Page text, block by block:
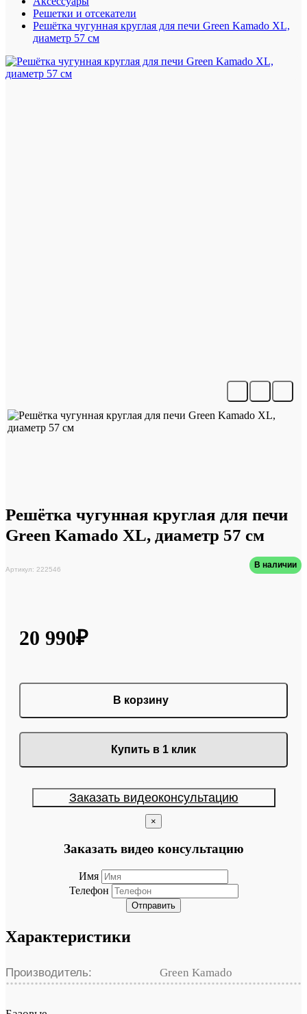
Решетки и отсекатели
Решётка чугунная круглая для печи Green Kamado XL,
диаметр 57 см
Решётка чугунная круглая для печи
Green Kamado XL, диаметр 57 см
Артикул: 222546 В наличии
20 990₽
В корзину
Купить в 1 клик
Заказать видеоконсультацию
×
Заказать видео консультацию
Имя
Телефон
Отправить
Характеристики
Производитель: Green Kamado